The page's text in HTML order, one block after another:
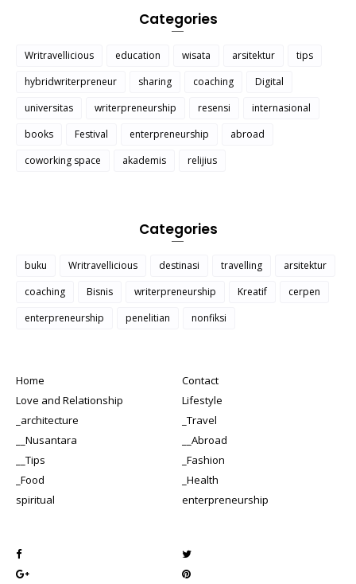
Categories
Writravellicious education wisata arsitektur
tips
hybridwriterpreneur
sharing coaching
Digital
universitas
writerpreneurship resensi
internasional
books
Festival enterpreneurship
abroad
coworking space
akademis relijius
Categories
buku Writravellicious destinasi travelling
arsitektur
coaching
Bisnis writerpreneurship Kreatif
cerpen
enterpreneurship
penelitian nonfiksi
Home
Contact
Love and Relationship
Lifestyle
_architecture
_Travel
__Nusantara
__Abroad
__Tips
_Fashion
_Food
_Health
spiritual
enterpreneurship